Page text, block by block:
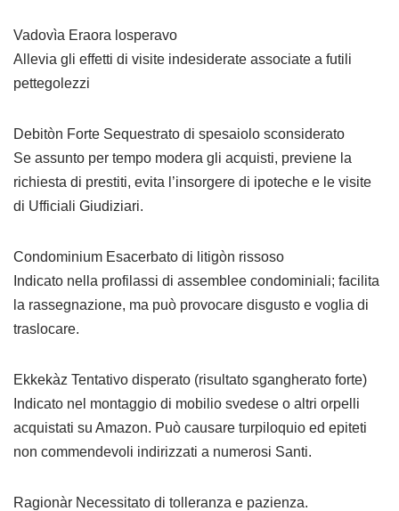
Vadovìa Eraora losperavo
Allevia gli effetti di visite indesiderate associate a futili
pettegolezzi
Debitòn Forte Sequestrato di spesaiolo sconsiderato
Se assunto per tempo modera gli acquisti, previene la
richiesta di prestiti, evita l’insorgere di ipoteche e le visite
di Ufficiali Giudiziari.
Condominium Esacerbato di litigòn rissoso
Indicato nella profilassi di assemblee condominiali; facilita
la rassegnazione, ma può provocare disgusto e voglia di
traslocare.
Ekkekàz Tentativo disperato (risultato sgangherato forte)
Indicato nel montaggio di mobilio svedese o altri orpelli
acquistati su Amazon. Può causare turpiloquio ed epiteti
non commendevoli indirizzati a numerosi Santi.
Ragionàr Necessitato di tolleranza e pazienza.